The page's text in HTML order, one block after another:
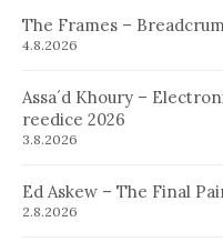
The Frames –
4.8.2026
Assa´d Khoury –
reedice 2026
3.8.2026
Ed Askew – The Final
2.8.2026